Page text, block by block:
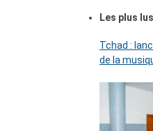
Les plus lus
Tchad :
de la